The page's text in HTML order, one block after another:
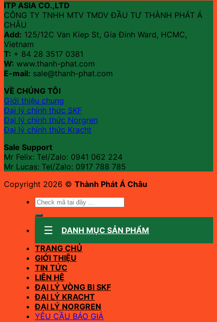
ITP ASIA CO.,LTD
CÔNG TY TNHH MTV TMDV ĐẦU TƯ THÀNH PHÁT Á
CHÂU
Add: 125/12C Van Kiep St, Gia Đinh Ward, HCMC,
Vietnam
T: + 84 28 3517 0381
W: www.thanh-phat.com
E-mail: sale@thanh-phat.com
VỀ CHÚNG TÔI
Giới thiệu chung
Đại lý chính thức SKF
Đại lý chính thức Norgren
Đại lý chính thức Kracht
Sale Support
Mr Felix: Tel/Zalo: 0941 062 224
Mr Lucas: Tel/Zalo: 0917 788 785
Copyright 2026 © Thành Phát Á Châu
Tìm
DANH MỤC SẢN PHẨM
TRANG CHỦ
GIỚI THIỆU
TIN TỨC
LIÊN HỆ
ĐẠI LÝ VÒNG BI SKF
ĐẠI LÝ KRACHT
ĐẠI LÝ NORGREN
YÊU CẦU BÁO GIÁ